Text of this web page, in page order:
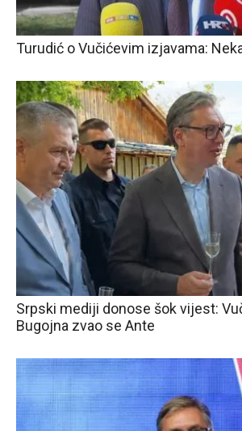
Turudić o Vučićevim izjavama:
Srpski mediji donose šok vijest:
Bugojna zvao se Ante